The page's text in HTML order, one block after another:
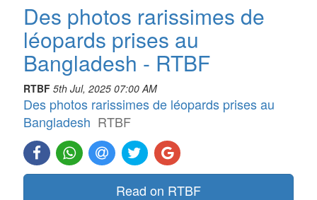
Des photos rarissimes de
léopards prises au
Bangladesh - RTBF
RTBF 5th Jul, 2025 07:00 AM
Des photos rarissimes de léopards prises au
Bangladesh RTBF
Read on RTBF